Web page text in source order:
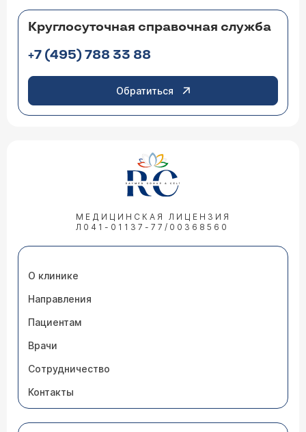
Круглосуточная справочная служба
+7 (495) 788 33 88
Обратиться
МЕДИЦИНСКАЯ ЛИЦЕНЗИЯ
Л041-01137-77/00368560
О клинике
Направления
Пациентам
Врачи
Сотрудничество
Контакты